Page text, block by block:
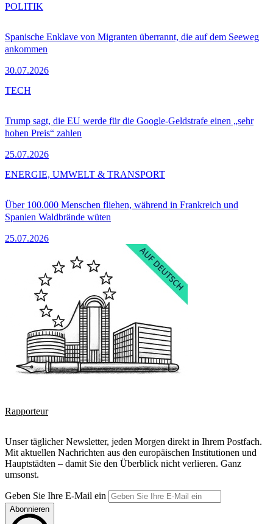
Spanische Enklave von Migranten überrannt, die auf dem Seeweg
ankommen
30.07.2026
POLITIK
Trump sagt, die EU werde für die Google-Geldstrafe einen „sehr
hohen Preis“ zahlen
25.07.2026
TECH
Über 100.000 Menschen fliehen, während in Frankreich und
Spanien Waldbrände wüten
25.07.2026
ENERGIE, UMWELT & TRANSPORT
Rapporteur
Unser täglicher Newsletter, jeden Morgen direkt in Ihrem Postfach.
Mit aktuellen Nachrichten aus den europäischen Institutionen und
Hauptstädten – damit Sie den Überblick nicht verlieren. Ganz
umsonst.
Geben Sie Ihre E-Mail ein
Abonnieren